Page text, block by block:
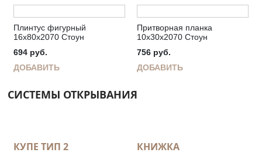
Плинтус фигурный
16х80х2070 Стоун
694 руб.
ДОБАВИТЬ
Притворная планка
10х30х2070 Стоун
756 руб.
ДОБАВИТЬ
СИСТЕМЫ ОТКРЫВАНИЯ
КУПЕ ТИП 2 КНИЖКА